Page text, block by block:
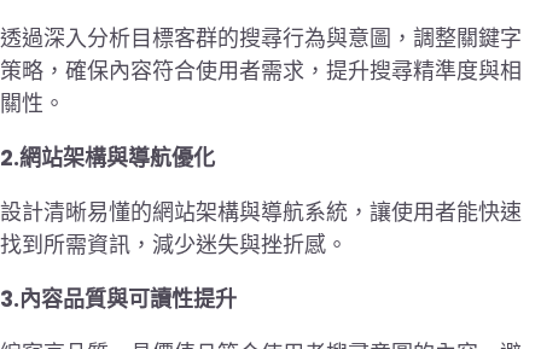
透過深入分析目標客群的搜尋行為與意圖，調整關鍵字
策略，確保內容符合使用者需求，提升搜尋精準度與相
關性。
2.網站架構與導航優化
設計清晰易懂的網站架構與導航系統，讓使用者能快速
找到所需資訊，減少迷失與挫折感。
3.內容品質與可讀性提升